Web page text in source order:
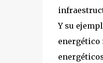
Y su
energético